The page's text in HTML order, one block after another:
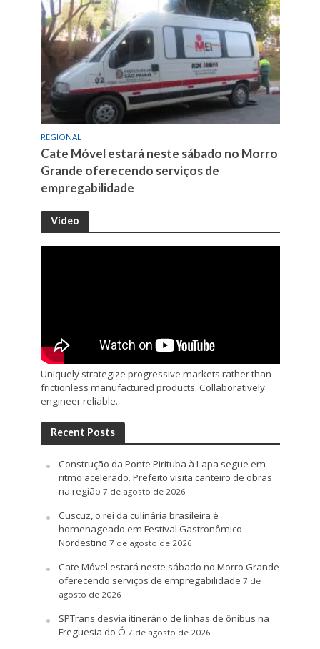
REGIONAL
Cate Móvel estará neste sábado no Morro
Grande oferecendo serviços de
empregabilidade
Video
Uniquely strategize progressive markets rather than
frictionless manufactured products. Collaboratively
engineer reliable.
Recent Posts
Construção da Ponte Pirituba à Lapa segue em
ritmo acelerado. Prefeito visita canteiro de obras
na região 7 de agosto de 2026
Cuscuz, o rei da culinária brasileira é
homenageado em Festival Gastronômico
Nordestino 7 de agosto de 2026
Cate Móvel estará neste sábado no Morro Grande
oferecendo serviços de empregabilidade 7 de
agosto de 2026
SPTrans desvia itinerário de linhas de ônibus na
Freguesia do Ó 7 de agosto de 2026